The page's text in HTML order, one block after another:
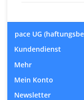
pace UG
Kundendienst
Mehr
Mein Konto
Newsletter